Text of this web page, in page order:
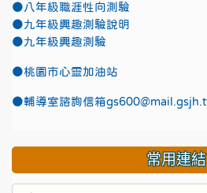
●八年級職涯性向測驗
●九年級興趣測驗說明
●九年級興趣測驗
●桃園市心靈加油站
●輔導室諮詢信箱
常用連結